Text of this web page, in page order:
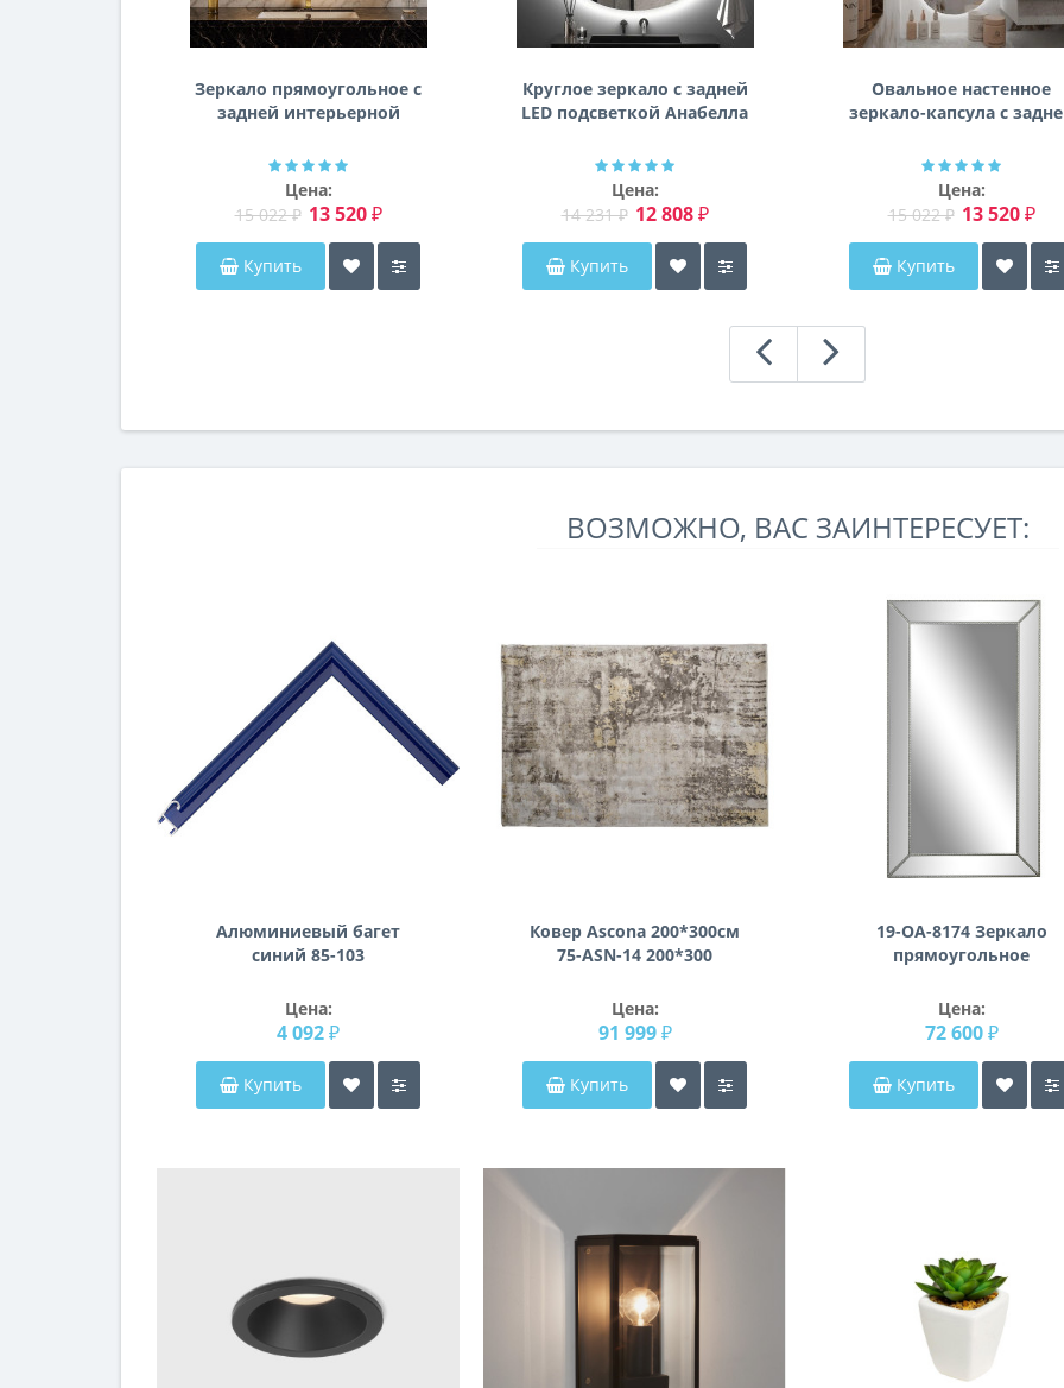
Зеркало прямоугольное с
задней интерьерной
Далтон
Цена:
15 022 ₽ 13 520 ₽
Купить
Круглое зеркало с задней
LED подсветкой Анабелла
Цена:
14 231 ₽ 12 808 ₽
Купить
Овальное настенное
зеркало-капсула с
Мэриэнн
Цена:
15 022 ₽ 13 520 ₽
Купить
ВОЗМОЖНО, ВАС ЗАИНТЕРЕСУЕТ:
Алюминиевый багет
синий 85-103
Цена:
4 092 ₽
Купить
Ковер Ascona 200*300см
75-ASN-14 200*300
Цена:
91 999 ₽
Купить
19-OA-8174 Зеркало
прямоугольное
Цена:
72 600 ₽
Купить